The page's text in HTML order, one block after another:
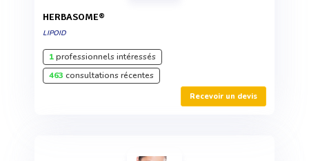
HERBASOME®
LIPOID
1professionnels intéressés
463 consultations récentes
Recevoir un devis